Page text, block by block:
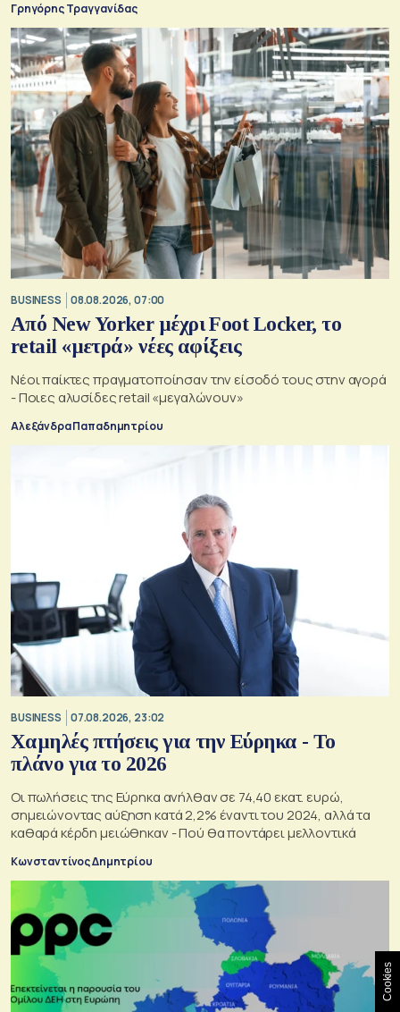
Γρηγόρης Τραγγανίδας
BUSINESS 08.08.2026, 07:00
Από New Yorker μέχρι Foot Locker, το
retail «μετρά» νέες αφίξεις
Νέοι παίκτες πραγματοποίησαν την είσοδό τους στην αγορά
- Ποιες αλυσίδες retail «μεγαλώνουν»
Αλεξάνδρα Παπαδημητρίου
BUSINESS 07.08.2026, 23:02
Χαμηλές πτήσεις για την Εύρηκα - Το
πλάνο για το 2026
Οι πωλήσεις της Εύρηκα ανήλθαν σε 74,40 εκατ. ευρώ,
σημειώνοντας αύξηση κατά 2,2% έναντι του 2024, αλλά τα
καθαρά κέρδη μειώθηκαν - Πού θα ποντάρει μελλοντικά
Κωνσταντίνος Δημητρίου
Cookies